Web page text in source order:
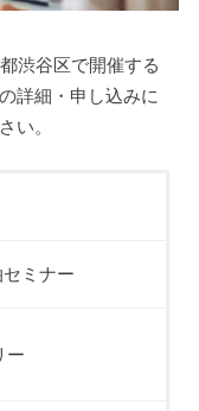
渋谷区で開催する
詳細・申し込みに
い。
ミナー
ー